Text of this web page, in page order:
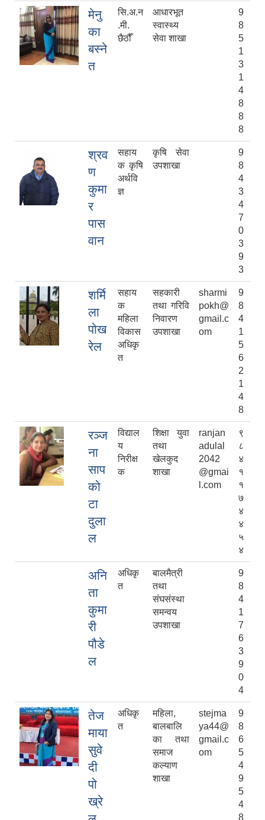
मेनु
का
बस्ने
त
सि.अ.न
.मी.
छैठौँ
आधारभूत
स्वास्थ्य
सेवा शाखा
9
8
5
1
3
1
4
8
8
8
श्रव
ण
कुमा
र
पास
वान
सहाय
क कृषि
अर्थवि
ज्ञ
कृषि सेवा
उपशाखा
9
8
4
3
4
7
0
3
9
3
शर्मि
ला
पोख
रेल
सहाय
क
महिला
विकास
अधिकृ
त
सहकारी
तथा गरिवि
निवारण
उपशाखा
sharmi
pokh@
gmail.c
om
9
8
4
1
5
6
2
1
4
8
रञ्‍ज
ना
साप
को
टा
दुला
ल
विद्याल
य
निरीक्ष
क
शिक्षा युवा
तथा
खेलकुद
शाखा
ranjan
adulal
2042
@gmai
l.com
९
८
४
१
१
७
४
४
५
४
अनि
ता
कुमा
री
पौडे
ल
अधिकृ
त
बालमैत्री
तथा
संघसंस्था
समन्वय
उपशाखा
9
8
4
1
7
6
3
9
0
4
तेज
माया
सुवे
दी
पो
ख्रे
अधिकृ
त
महिला,
बालबालि
का तथा
समाज
कल्याण
शाखा
stejma
ya44@
gmail.c
om
9
8
6
5
4
9
5
4
8